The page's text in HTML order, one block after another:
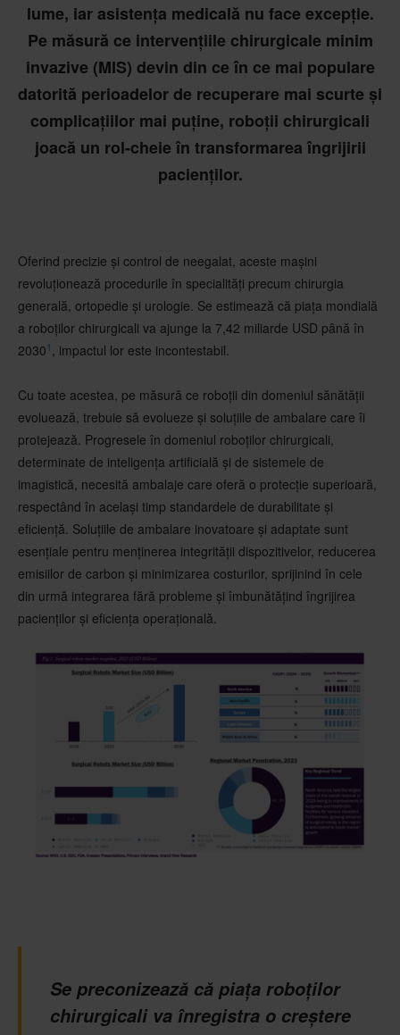
lume, iar asistența medicală nu face excepție.
Pe măsură ce intervențiile chirurgicale minim
invazive (MIS) devin din ce în ce mai populare
datorită perioadelor de recuperare mai scurte și
complicațiilor mai puține, roboții chirurgicali
joacă un rol-cheie în transformarea îngrijirii
pacienților.
Oferind precizie și control de neegalat, aceste mașini
revoluționează procedurile în specialități precum chirurgia
generală, ortopedie și urologie. Se estimează că piața mondială
a roboților chirurgicali va ajunge la 7,42 miliarde USD până în
2030 1 , impactul lor este incontestabil.
Cu toate acestea, pe măsură ce roboții din domeniul sănătății
evoluează, trebuie să evolueze și soluțiile de ambalare care îi
protejează. Progresele în domeniul roboților chirurgicali,
determinate de inteligența artificială și de sistemele de
imagistică, necesită ambalaje care oferă o protecție superioară,
respectând în același timp standardele de durabilitate și
eficiență. Soluțiile de ambalare inovatoare și adaptate sunt
esențiale pentru menținerea integrității dispozitivelor, reducerea
emisiilor de carbon și minimizarea costurilor, sprijinind în cele
din urmă integrarea fără probleme și îmbunătățind îngrijirea
pacienților și eficiența operațională.
Se preconizează că piața roboților
chirurgicali va înregistra o creștere